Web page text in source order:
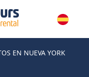
EN NUEVA YORK